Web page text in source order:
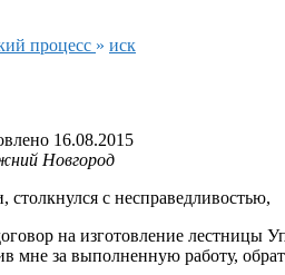
процесс » иск
16.08.2015
Новгород
с несправедливостью,
на изготовление
мне за выполненную работу,